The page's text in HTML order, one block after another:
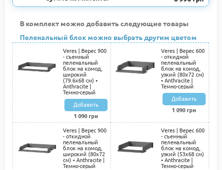
В комплект можно добавить следующие товары
Пеленальный блок можно выбрать другим цветом
Veres | Верес 900
- съемный
пеленальный
блок на комод,
широкий
(79.6х68 см) •
Anthracite |
Темно-серый
Добавить
1 090 грн
Veres | Верес 600
- откидной
пеленальный
блок на комод,
узкий (80х72 см)
• Anthracite |
Темно-серый
Добавить
1 090 грн
Veres | Верес 900
- откидной
пеленальный
блок на комод,
широкий (80х72
см) • Anthracite |
Темно-серый
Veres | Верес 600
- съемный
пеленальный
блок на комод,
узкий (53х68 см)
• Anthracite |
Темно-серый